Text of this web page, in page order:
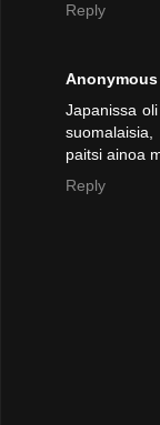
Reply
Anonymous
Japanissa
paitsi ainoa
Reply